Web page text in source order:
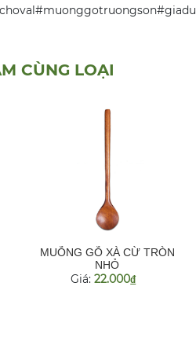
CÙNG LOẠI
MUỖNG GỖ XÀ CỪ TRÒN
NHỎ
Giá:22.000đ